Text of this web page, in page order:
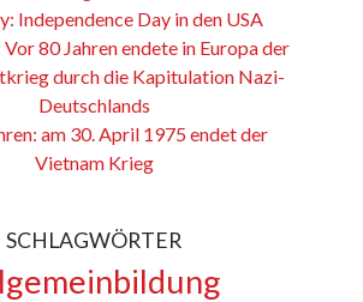
Independence Day in den USA
80 Jahren endete in Europa der
durch die Kapitulation Nazi-
Deutschlands
am 30. April 1975 endet der
Vietnam Krieg
SCHLAGWÖRTER